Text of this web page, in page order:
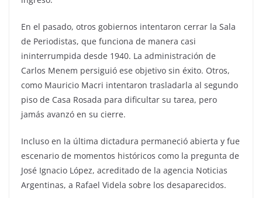
En el pasado, otros gobiernos intentaron cerrar la Sala
de Periodistas, que funciona de manera casi
ininterrumpida desde 1940. La administración de
Carlos Menem persiguió ese objetivo sin éxito. Otros,
como Mauricio Macri intentaron trasladarla al segundo
piso de Casa Rosada para dificultar su tarea, pero
jamás avanzó en su cierre.
Incluso en la última dictadura permaneció abierta y fue
escenario de momentos históricos como la pregunta de
José Ignacio López, acreditado de la agencia Noticias
Argentinas, a Rafael Videla sobre los desaparecidos.